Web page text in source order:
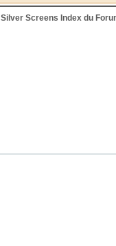
Silver Screens Index du